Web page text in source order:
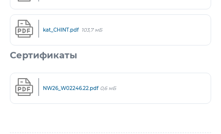
kat_СHINT.pdf 103,7 мБ
Сертификаты
NW26_W02246.22.pdf 0,6 мБ